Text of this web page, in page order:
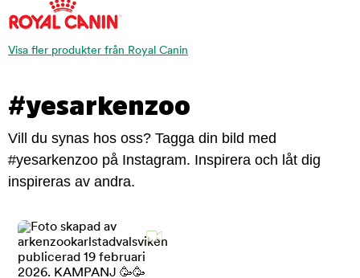
Visa fler produkter från Royal Canin
#yesarkenzoo
Vill du synas hos oss? Tagga din bild med
#yesarkenzoo på Instagram. Inspirera och låt dig
inspireras av andra.